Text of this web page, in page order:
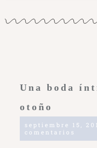
Una boda
otoño
septiembre 15,
comentarios